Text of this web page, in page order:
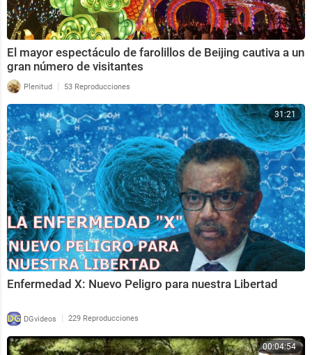
El mayor espectáculo de farolillos de Beijing cautiva a un
gran número de visitantes
Plenitud | 53 Reproducciones
31:21
Enfermedad X: Nuevo Peligro para nuestra Libertad
DGvideos | 229 Reproducciones
00:04:54